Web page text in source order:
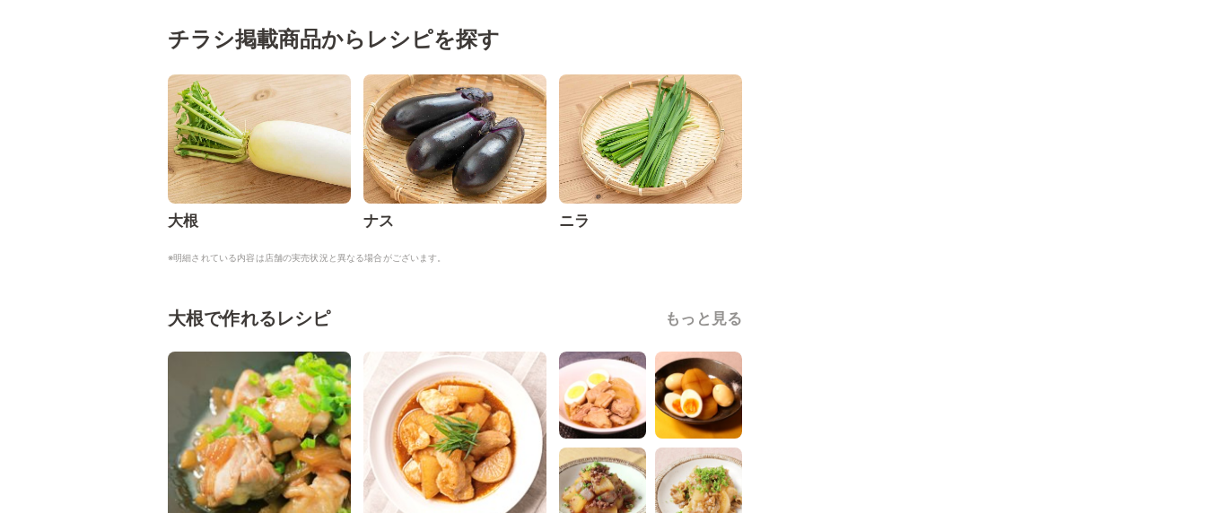
チラシ掲載商品からレシピを探す
大根 ナス ニラ
※明細されている内容は店舗の実売状況と異なる場合がございます。
大根で作れるレシピ もっと見る